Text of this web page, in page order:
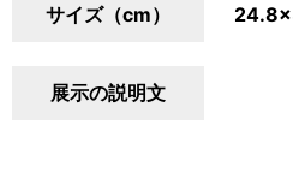
サイズ（cm）
展示の説明文